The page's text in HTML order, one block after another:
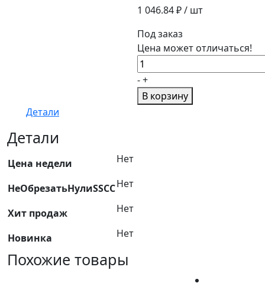
1 046.84₽ / шт
Под заказ
Цена может отличаться!
Количество
товара
ЩЕТКА
СТЕКЛООЧИСТИТЕЛЯ
- +
В корзину
Детали
Детали
Цена недели Нет
НеОбрезатьНулиSSCCНет
Хит продаж Нет
Новинка Нет
Похожие товары